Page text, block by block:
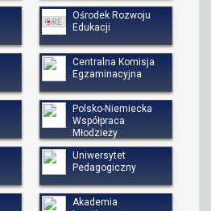
Ośrodek Rozwoju
Edukacji
Centralna Komisja
Egzaminacyjna
Polsko-Niemiecka
Współpraca
Młodzieży
Uniwersytet
Pedagogiczny
Akademia